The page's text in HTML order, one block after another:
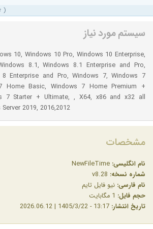
)
سیستم مورد نیاز
10, Windows 10 Pro, Windows 10 Enterprise,
8.1, Windows 8.1 Enterprise and Pro,
Enterprise and Pro, Windows 7, Windows 7
Home Basic, Windows 7 Home Premium +
7 Starter + Ultimate, , X64, x86 and x32 all
2019, 2016,2012
مشخصات
نام انگلیسی:
شماره نسخه:
نام فارسی: نیو فایل تایم
حجم فایل:
تاریخ انتشار: